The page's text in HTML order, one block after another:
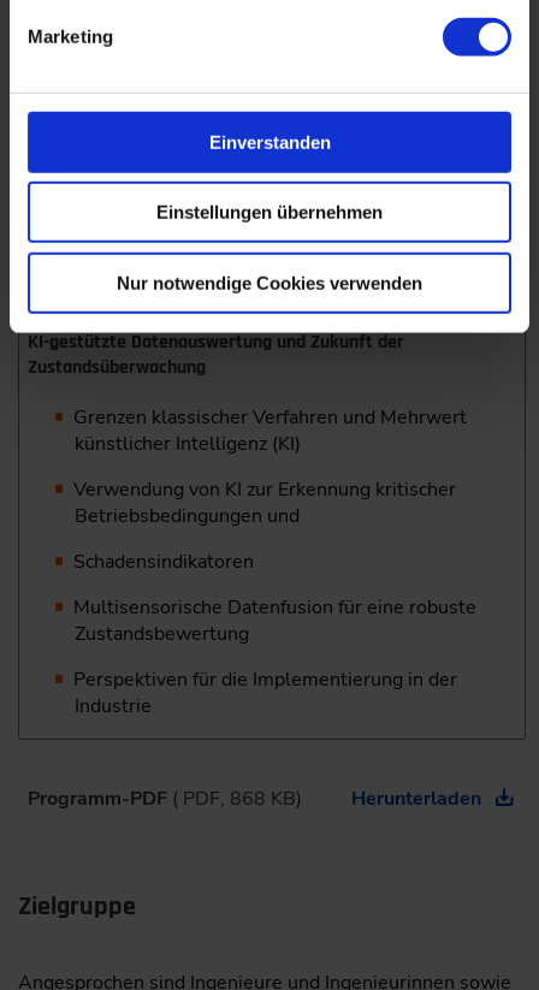
Marketing
Einverstanden
Einstellungen übernehmen
Nur notwendige Cookies verwenden
Forschung
Entwicklung von physikalischen Features
Feature-basierte Detektion von Einlauf,
Mangelschmierung und Partikelkontamination
Multisensorische Überwachung
unterschiedlicher Betriebsmodi
KI-gestützte Datenauswertung und Zukunft der
Zustandsüberwachung
Grenzen klassischer Verfahren und Mehrwert
künstlicher Intelligenz (KI)
Verwendung von KI zur Erkennung kritischer
Betriebsbedingungen und
Schadensindikatoren
Multisensorische Datenfusion für eine robuste
Zustandsbewertung
Perspektiven für die Implementierung in der
Industrie
Programm-PDF ( PDF, 868 KB) Herunterladen
Zielgruppe
Angesprochen sind Ingenieure und Ingenieurinnen sowie